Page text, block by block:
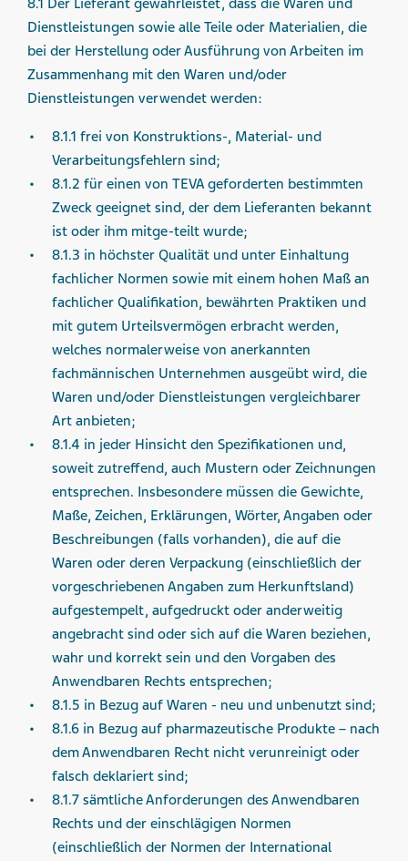
8.1 Der Lieferant gewährleistet, dass die Waren und
Dienstleistungen sowie alle Teile oder Materialien, die
bei der Herstellung oder Ausführung von Arbeiten im
Zusammenhang mit den Waren und/oder
Dienstleistungen verwendet werden:
8.1.1 frei von Konstruktions-, Material- und
Verarbeitungsfehlern sind;
8.1.2 für einen von TEVA geforderten bestimmten
Zweck geeignet sind, der dem Lieferanten bekannt
ist oder ihm mitge-teilt wurde;
8.1.3 in höchster Qualität und unter Einhaltung
fachlicher Normen sowie mit einem hohen Maß an
fachlicher Qualifikation, bewährten Praktiken und
mit gutem Urteilsvermögen erbracht werden,
welches normalerweise von anerkannten
fachmännischen Unternehmen ausgeübt wird, die
Waren und/oder Dienstleistungen vergleichbarer
Art anbieten;
8.1.4 in jeder Hinsicht den Spezifikationen und,
soweit zutreffend, auch Mustern oder Zeichnungen
entsprechen. Insbesondere müssen die Gewichte,
Maße, Zeichen, Erklärungen, Wörter, Angaben oder
Beschreibungen (falls vorhanden), die auf die
Waren oder deren Verpackung (einschließlich der
vorgeschriebenen Angaben zum Herkunftsland)
aufgestempelt, aufgedruckt oder anderweitig
angebracht sind oder sich auf die Waren beziehen,
wahr und korrekt sein und den Vorgaben des
Anwendbaren Rechts entsprechen;
8.1.5 in Bezug auf Waren - neu und unbenutzt sind;
8.1.6 in Bezug auf pharmazeutische Produkte – nach
dem Anwendbaren Recht nicht verunreinigt oder
falsch deklariert sind;
8.1.7 sämtliche Anforderungen des Anwendbaren
Rechts und der einschlägigen Normen
(einschließlich der Normen der International